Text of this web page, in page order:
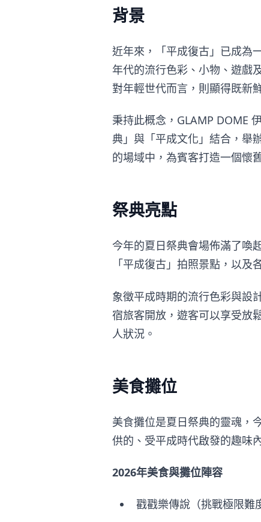
背景
近年來，「平成復古」已成為
年代的流行色彩、小物、遊戲
對年輕世代而言，則顯得既新
秉持此概念，GLAMP DOME
典」與「平成文化」結合，舉
的場域中，為賓客打造一個懷
祭典亮點
今年的夏日祭典會場佈滿了喚
「平成復古」拍照景點，以及
象徵平成時期的流行色彩與設
宿旅客開放，遊客可以享受放
人狀況。
美食攤位
美食攤位是夏日祭典的靈魂，
供的、受平成時代啟發的趣味
2026年美食與攤位陣容
戳戳樂傳說（挑戰極限難